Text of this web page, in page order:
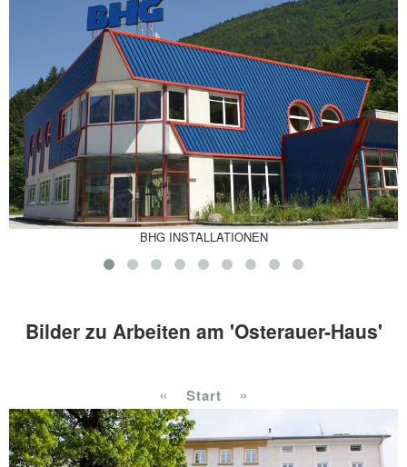
BHG INSTALLATIONEN
Bilder zu Arbeiten am 'Osterauer-Haus'
« Start »